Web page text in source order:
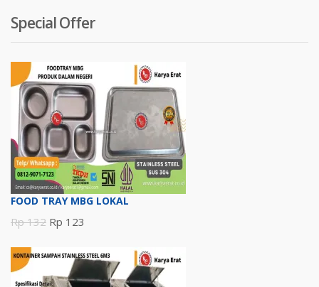
Special Offer
FOOD TRAY MBG LOKAL
Rp132 Harga
adalah:
Rp 132.
Rp 123
ini
adalah: